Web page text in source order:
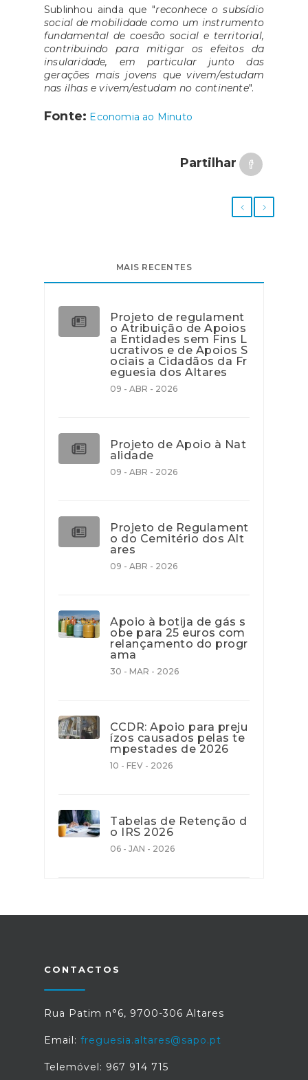
Sublinhou ainda que "reconhece o subsídio
social de mobilidade como um instrumento
fundamental de coesão social e territorial,
contribuindo para mitigar os efeitos da
insularidade, em particular junto das
gerações mais jovens que vivem/estudam
nas ilhas e vivem/estudam no continente".
Fonte: Economia ao Minuto
Partilhar
MAIS RECENTES
Projeto de regulament
o Atribuição de Apoios
a Entidades sem Fins L
ucrativos e de Apoios S
ociais a Cidadãos da Fr
eguesia dos Altares
09 - ABR - 2026
Projeto de Apoio à Nat
alidade
09 - ABR - 2026
Projeto de Regulament
o do Cemitério dos Alt
ares
09 - ABR - 2026
Apoio à botija de gás s
obe para 25 euros com
relançamento do progr
ama
30 - MAR - 2026
CCDR: Apoio para preju
ízos causados pelas te
mpestades de 2026
10 - FEV - 2026
Tabelas de Retenção d
o IRS 2026
06 - JAN - 2026
CONTACTOS
Rua Patim n°6, 9700-306 Altares
Email: freguesia.altares@sapo.pt
Telemóvel: 967 914 715